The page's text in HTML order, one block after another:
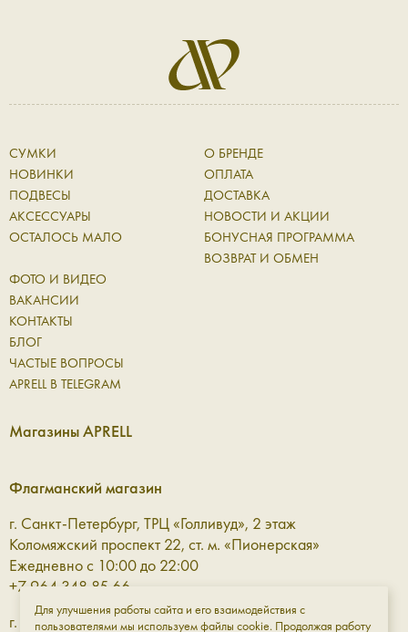
СУМКИ
НОВИНКИ
ПОДВЕСЫ
АКСЕССУАРЫ
ОСТАЛОСЬ МАЛО
О БРЕНДЕ
ОПЛАТА
ДОСТАВКА
НОВОСТИ И АКЦИИ
БОНУСНАЯ ПРОГРАММА
ВОЗВРАТ И ОБМЕН
ФОТО И ВИДЕО
ВАКАНСИИ
КОНТАКТЫ
БЛОГ
ЧАСТЫЕ ВОПРОСЫ
APRELL В TELEGRAM
Магазины APRELL
Флагманский магазин
г. Санкт-Петербург, ТРЦ «Голливуд», 2 этаж
Коломяжский проспект 22, ст. м. «Пионерская»
Ежедневно с 10:00 до 22:00
+7 964 348 85 66
г. Санкт-Петербург, ТРЦ «Галерея» 3 этаж
Для улучшения работы сайта и его взаимодействия с
пользователями мы используем файлы cookie. Продолжая работу